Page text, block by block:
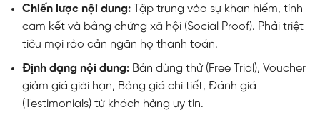
Chiến lược nội dung:Tập trung vào sự khan hiếm, tính
cam kết và bằng chứng xã hội (Social Proof). Phải triệt
tiêu mọi rào cản ngăn họ thanh toán.
Định dạng nội dung:Bản dùng thử (Free Trial), Voucher
giảm giá giới hạn, Bảng giá chi tiết, Đánh giá
(Testimonials) từ khách hàng uy tín.